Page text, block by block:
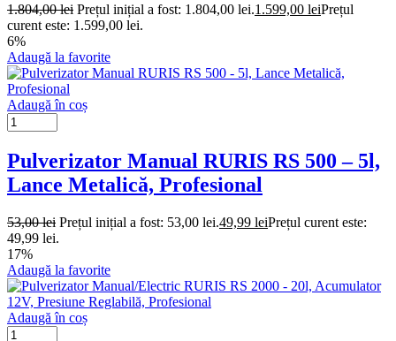
1.804,00lei Prețul inițial a fost: 1.804,00 lei.1.599,00 leiPrețul
curent este: 1.599,00 lei.
6%
Adaugă la favorite
Adaugă în coș
Pulverizator Manual RURIS RS 500 – 5l,
Lance Metalică, Profesional
53,00lei Prețul inițial a fost: 53,00 lei.49,99 leiPrețul curent este:
49,99 lei.
17%
Adaugă la favorite
Adaugă în coș